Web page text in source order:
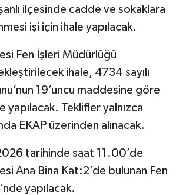
ilçesinde cadde ve sokaklara
işi için ihale yapılacak.
Fen İşleri Müdürlüğü
ihale, 4734 sayılı
19’uncu maddesine göre
yapılacak. Teklifler yalnızca
EKAP üzerinden alınacak.
tarihinde saat 11.00’de
Ana Bina Kat:2’de bulunan Fen
yapılacak.